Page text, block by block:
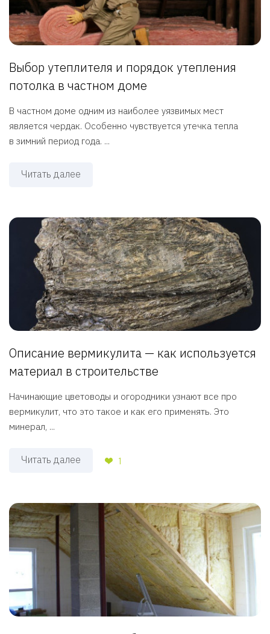
Выбор утеплителя и порядок утепления
потолка в частном доме
В частном доме одним из наиболее уязвимых мест
является чердак. Особенно чувствуется утечка тепла
в зимний период года. ...
Читать далее
Описание вермикулита — как используется
материал в строительстве
Начинающие цветоводы и огородники узнают все про
вермикулит, что это такое и как его применять. Это
минерал, ...
Читать далее 1